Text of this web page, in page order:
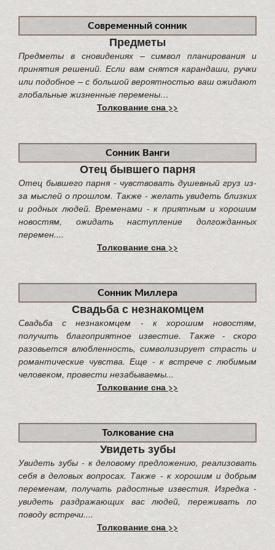
Современный сонник
Предметы
Предметы в сновидениях – символ планирования и
принятия решений. Если вам снятся карандаши, ручки
или подобное – с большой вероятностью ваш ожидают
глобальные жизненные перемены…
Толкование сна >>
Сонник Ванги
Отец бывшего парня
Отец бывшего парня - чувствовать душевный груз из-
за мыслей о прошлом. Также - желать увидеть близких
и родных людей. Временами - к приятным и хорошим
новостям, ожидать наступление долгожданных
перемен....
Толкование сна >>
Сонник Миллера
Свадьба с незнакомцем
Свадьба с незнакомцем - к хорошим новостям,
получить благоприятное известие. Также - скоро
разовьется влюбленность, символизирует страсть и
романтические чувства. Еще - к встрече с любимым
человеком, провести незабываемы...
Толкование сна >>
Толкование сна
Увидеть зубы
Увидеть зубы - к деловому предложению, реализовать
себя в деловых вопросах. Также - к хорошим и добрым
переменам, получать радостные известия. Изредка -
увидеть раздражающих вас людей, переживать по
поводу встречи....
Толкование сна >>